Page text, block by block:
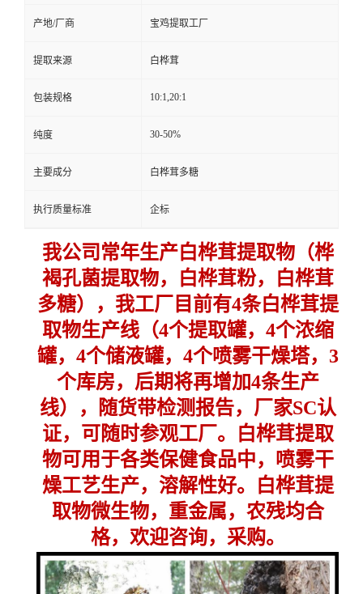
产地/厂商 宝鸡提取工厂
提取来源 白桦茸
包装规格 10:1,20:1
纯度 30-50%
主要成分 白桦茸多糖
执行质量标准 企标
我公司常年生产白桦茸提取物（桦
褐孔菌提取物，白桦茸粉，白桦茸
多糖），我工厂目前有4条白桦茸提
取物生产线（4个提取罐，4个浓缩
罐，4个储液罐，4个喷雾干燥塔，3
个库房，后期将再增加4条生产
线），随货带检测报告，厂家SC认
证，可随时参观工厂。白桦茸提取
物可用于各类保健食品中，喷雾干
燥工艺生产，溶解性好。白桦茸提
取物微生物，重金属，农残均合
格，欢迎咨询，采购。